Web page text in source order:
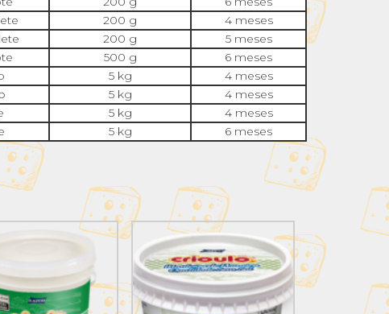
200 g
4 meses
200 g
5 meses
500 g
6 meses
5 kg
4 meses
5 kg
4 meses
5 kg
4 meses
5 kg 6 meses